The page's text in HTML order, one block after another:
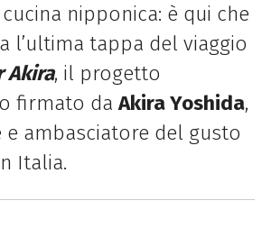
nipponica: è qui che
l’ultima tappa del viaggio
Akira, il progetto
firmato daAkira Yoshida,
ambasciatore del gusto
Italia.